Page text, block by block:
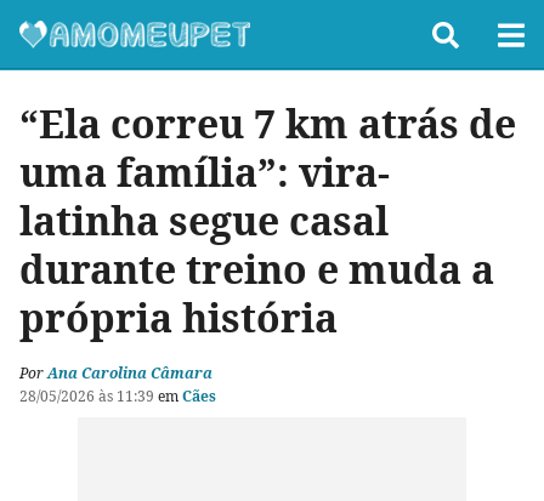
“Ela correu 7 km atrás de
uma família”: vira-
latinha segue casal
durante treino e muda a
própria história
PorAna Carolina Câmara
28/05/2026 às 11:39 emCães